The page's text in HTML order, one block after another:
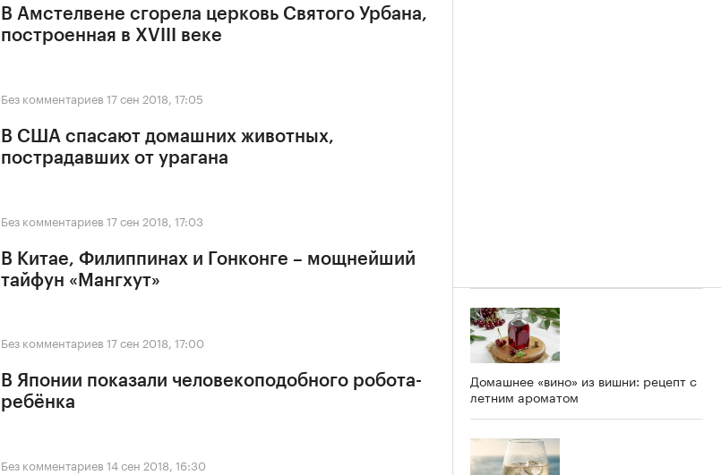
В Амстелвене сгорела церковь Святого Урбана,
построенная в XVIII веке
Без комментариев 17 сен 2018, 17:05
В США спасают домашних животных,
пострадавших от урагана
Без комментариев 17 сен 2018, 17:03
В Китае, Филиппинах и Гонконге – мощнейший
тайфун «Мангхут»
Без комментариев 17 сен 2018, 17:00
В Японии показали человекоподобного робота-
ребёнка
Без комментариев 14 сен 2018, 16:30
Домашнее «вино» из вишни: рецепт с
летним ароматом